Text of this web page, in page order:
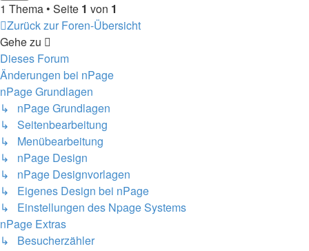
1 Thema • Seite 1 von 1
Zurück zur Foren-Übersicht
Gehe zu
Dieses Forum
Änderungen bei nPage
nPage Grundlagen
↳ nPage Grundlagen
↳ Seitenbearbeitung
↳ Menübearbeitung
↳ nPage Design
↳ nPage Designvorlagen
↳ Eigenes Design bei nPage
↳ Einstellungen des Npage Systems
nPage Extras
↳ Besucherzähler